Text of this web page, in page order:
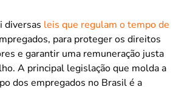
diversas leis que regulam o tempo de
para proteger os direitos
e garantir uma remuneração justa
A principal legislação que molda a
dos empregados no Brasil é a